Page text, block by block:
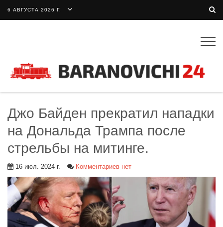
6 АВГУСТА 2026 Г.
Джо Байден прекратил нападки
на Дональда Трампа после
стрельбы на митинге.
16 июл. 2024 г. Комментариев нет